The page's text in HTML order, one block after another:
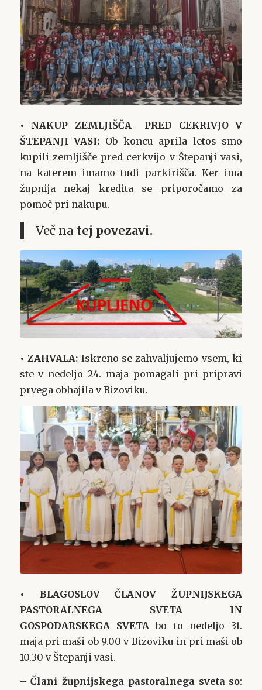
• NAKUP ZEMLJIŠČA PRED CEKRIVJO V
ŠTEPANJI VASI: Ob koncu aprila letos smo
kupili zemljišče pred cerkvijo v Štepanji vasi,
na katerem imamo tudi parkirišča. Ker ima
župnija nekaj kredita se priporočamo za
pomoč pri nakupu.
Več na tej povezavi.
• ZAHVALA: Iskreno se zahvaljujemo vsem, ki
ste v nedeljo 24. maja pomagali pri pripravi
prvega obhajila v Bizoviku.
• BLAGOSLOV ČLANOV ŽUPNIJSKEGA
PASTORALNEGA SVETA IN
GOSPODARSKEGA SVETAbo to nedeljo 31.
maja pri maši ob 9.00 v Bizoviku in pri maši ob
10.30 v Štepanji vasi.
– Člani župnijskega pastoralnega sveta so: